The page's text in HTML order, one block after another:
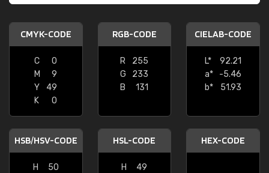
CMYK-CODE
C
0
M
9
Y
49
K
0
RGB-CODE
R
255
G
233
B
131
CIELAB-CODE
L*
92.21
a*
-5.46
b*
51.93
HSB/HSV-CODE
H
50
HSL-CODE
H
49
HEX-CODE